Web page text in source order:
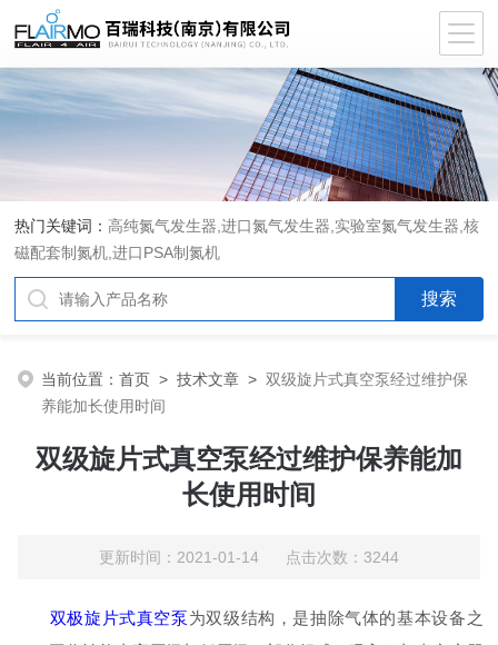
热门关键词： 高纯氮气发生器,进口氮气发生器,实验室氮气发生器,核
磁配套制氮机,进口PSA制氮机
当前位置：首页 >技术文章 >双级旋片式真空泵经过维护保
养能加长使用时间
双级旋片式真空泵经过维护保养能加
长使用时间
更新时间：2021-01-14 点击次数：3244
双极旋片式真空泵为双级结构，是抽除气体的基本设备之